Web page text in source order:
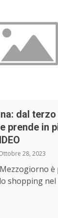
dal
prende in
28, 2023
è
shopping nel